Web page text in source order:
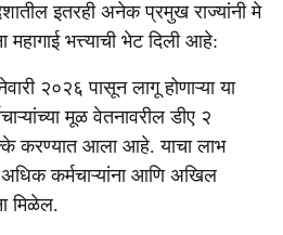
इतरही अनेक प्रमुख राज्यांनी मे
महागाई भत्त्याची भेट दिली आहे:
२०२६ पासून लागू होणाऱ्या या
मूळ वेतनावरील डीए २
करण्यात आला आहे. याचा लाभ
अधिक कर्मचाऱ्यांना आणि अखिल
मिळेल.